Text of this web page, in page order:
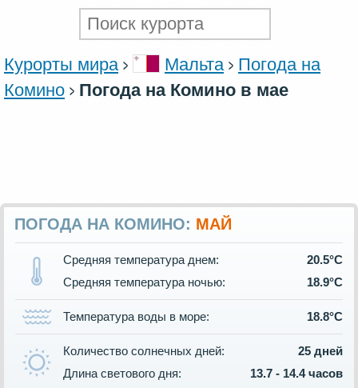
Курорты мира Мальта
Погода на
Комино
Погода на Комино в мае
ПОГОДА НА КОМИНО: МАЙ
Средняя температура днем:
20.5°C
Средняя температура ночью:
18.9°C
Температура воды в море: 18.8°C
Количество солнечных дней:
25 дней
Длина светового дня:
13.7 - 14.4 часов